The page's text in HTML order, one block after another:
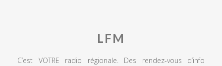
LFM
C’est VOTRE radio régionale. Des rendez-vous d’info